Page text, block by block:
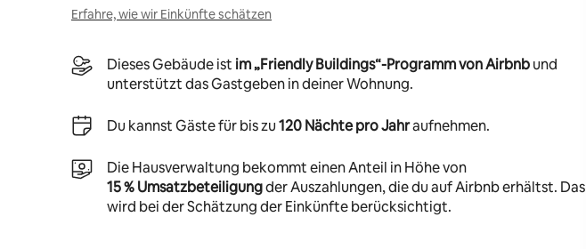
Erfahre, wie wir Einkünfte schätzen
Dieses Gebäude ist im „Friendly Buildings“-Programm von Airbnbund
unterstützt das Gastgeben in deiner Wohnung.
Du kannst Gäste für bis zu120 Nächte pro Jahraufnehmen.
Die Hausverwaltung bekommt einen Anteil in Höhe von
15 % Umsatzbeteiligungder Auszahlungen, die du auf Airbnb erhältst. Das
wird bei der Schätzung der Einkünfte berücksichtigt.